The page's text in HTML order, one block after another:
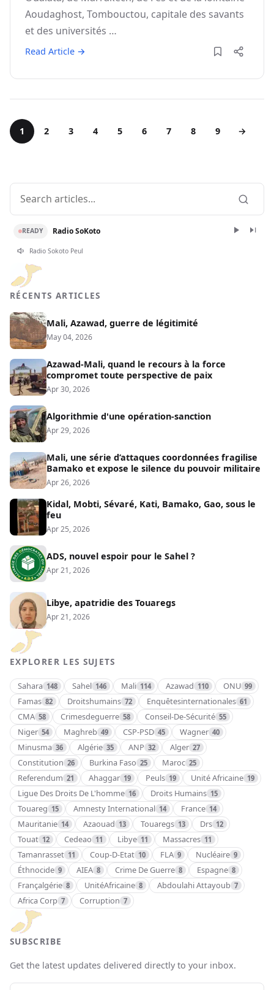
Aoudaghost, Tombouctou, capitale des savants
et des universités …
Read Article →
1 2 3 4 5 6 7 8 9 →
READY Radio SoKoto
Radio Sokoto Peul
RÉCENTS ARTICLES
Mali, Azawad, guerre de légitimité
May 04, 2026
Azawad-Mali, quand le recours à la force
compromet toute perspective de paix
Apr 30, 2026
Algorithmie d'une opération-sanction
Apr 29, 2026
Mali, une série d’attaques coordonnées fragilise
Bamako et expose le silence du pouvoir militaire
Apr 26, 2026
Kidal, Mobti, Sévaré, Kati, Bamako, Gao, sous le
feu
Apr 25, 2026
ADS, nouvel espoir pour le Sahel ?
Apr 21, 2026
Libye, apatridie des Touaregs
Apr 21, 2026
EXPLORER LES SUJETS
Sahara 148 Sahel 146 Mali 114 Azawad 110 ONU 99
Famas 82 Droitshumains 72 Enquêtesinternationales 61
CMA 58 Crimesdeguerre 58 Conseil-De-Sécurité 55
Niger 54 Maghreb 49 CSP-PSD 45 Wagner 40
Minusma 36 Algérie 35 ANP 32 Alger 27
Constitution 26 Burkina Faso 25 Maroc 25
Referendum 21 Ahaggar 19 Peuls 19 Unité Africaine 19
Ligue Des Droits De L'homme 16 Droits Humains 15
Touareg 15 Amnesty International 14 France 14
Mauritanie 14 Azaouad 13 Touaregs 13 Drs 12
Touat 12 Cedeao 11 Libye 11 Massacres 11
Tamanrasset 11 Coup-D-Etat 10 FLA 9 Nucléaire 9
Éthnocide 9 AIEA 8 Crime De Guerre 8 Espagne 8
Françalgérie 8 UnitéAfricaine 8 Abdoulahi Attayoub 7
Africa Corp 7 Corruption 7
SUBSCRIBE
Get the latest updates delivered directly to your inbox.